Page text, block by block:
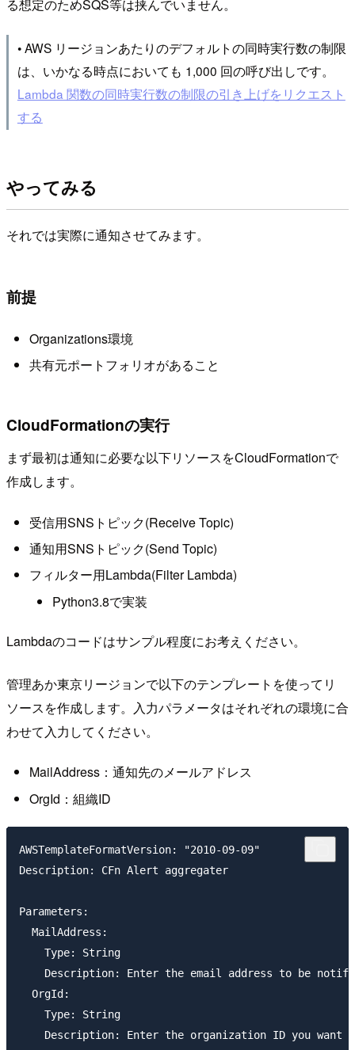
る想定のためSQS等は挟んでいません。
• AWS リージョンあたりのデフォルトの同時実行数の制限
は、いかなる時点においても 1,000 回の呼び出しです。
Lambda 関数の同時実行数の制限の引き上げをリクエスト
する
やってみる
それでは実際に通知させてみます。
前提
Organizations環境
共有元ポートフォリオがあること
CloudFormationの実行
まず最初は通知に必要な以下リソースをCloudFormationで
作成します。
受信用SNSトピック(Receive Topic)
通知用SNSトピック(Send Topic)
フィルター用Lambda(Filter Lambda)
Python3.8で実装
Lambdaのコードはサンプル程度にお考えください。
管理あか東京リージョンで以下のテンプレートを使ってリ
ソースを作成します。入力パラメータはそれぞれの環境に合
わせて入力してください。
MailAddress：通知先のメールアドレス
OrgId：組織ID
AWSTemplateFormatVersion: "2010-09-09"
Description: CFn Alert aggregater
Parameters:
  MailAddress:
    Type: String
Description: Enter the email address to be
  OrgId:
    Type: String
Description: Enter the organization ID you want